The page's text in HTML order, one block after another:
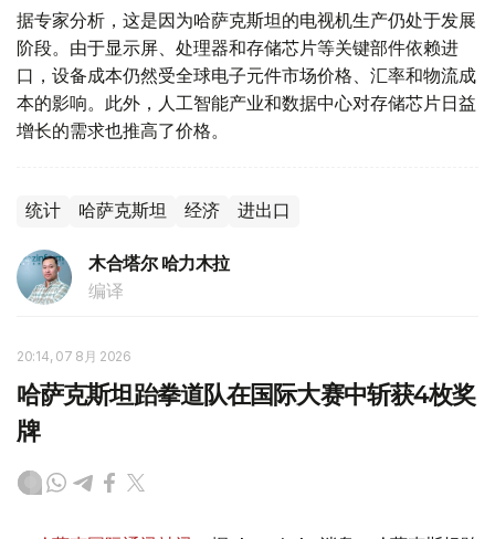
据专家分析，这是因为哈萨克斯坦的电视机生产仍处于发展
阶段。由于显示屏、处理器和存储芯片等关键部件依赖进
口，设备成本仍然受全球电子元件市场价格、汇率和物流成
本的影响。此外，人工智能产业和数据中心对存储芯片日益
增长的需求也推高了价格。
统计 哈萨克斯坦 经济 进出口
木合塔尔 哈力木拉
编译
20:14, 07 8月 2026
哈萨克斯坦跆拳道队在国际大赛中斩获4枚奖
牌